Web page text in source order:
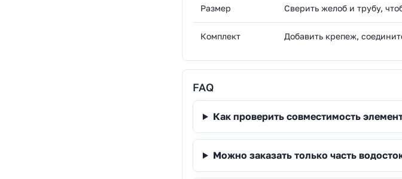
Размер Сверить желоб и трубу,
Комплект Добавить крепеж,
FAQ
Как проверить совместимость
Можно заказать только часть